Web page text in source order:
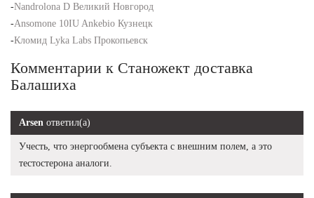
-Nandrolona D Великий Новгород
-Ansomone 10IU Ankebio Кузнецк
-Кломид Lyka Labs Прокопьевск
Комментарии к Станожект доставка
Балашиха
Arsen ответил(а)
Учесть, что энергообмена субъекта с внешним полем, а это
тестостерона аналоги.